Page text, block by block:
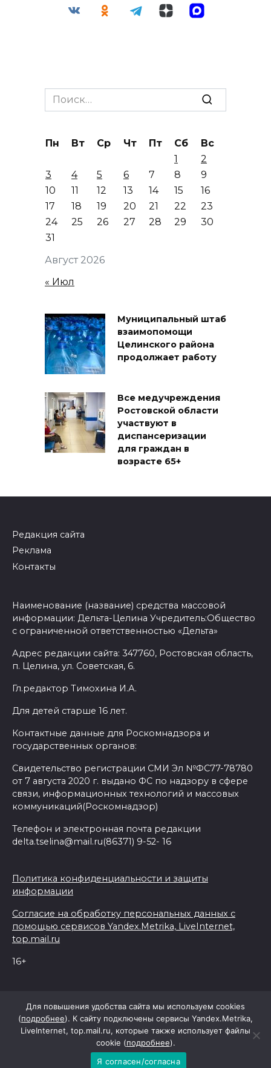
Search
for:
Август 2026
Пн Вт Ср Чт Пт Сб
Вс
1
2
3
4 5 6 7 8
9
10
11 12 13 14 15
16
17
18 19 20 21 22
23
24
25 26 27 28 29
30
31
« Июл
Муниципальный штаб
взаимопомощи
Целинского района
продолжает работу
Все медучреждения
Ростовской области
участвуют в
диспансеризации
для граждан в
возрасте 65+
Редакция сайта
Реклама
Контакты
Наименование (название) средства массовой
информации: Дельта-Целина Учредитель:Общество
с ограниченной ответственностью «Дельта»
Адрес редакции сайта: 347760, Ростовская область,
п. Целина, ул. Советская, 6.
Гл.редактор Тимохина И.А.
Для детей старше 16 лет.
Контактные данные для Роскомнадзора и
государственных органов:
Свидетельство регистрации СМИ Эл №ФС77-78780
от 7 августа 2020 г. выдано ФС по надзору в сфере
связи, информационных технологий и массовых
коммуникаций(Роскомнадзор)
Телефон и электронная почта редакции
delta.tselina@mail.ru(86371) 9-52- 16
Политика конфиденциальности и защиты
информации
Согласие на обработку персональных данных с
помощью сервисов Yandex.Metrika, LiveInternet,
top.mail.ru
16+
При поддержке Правительства Ростовской области
Для повышения удобства сайта мы используем cookies
(подробнее). К сайту подключены сервисы Yandex.Metrika,
LiveInternet, top.mail.ru, которые также использует файлы
cookie (подробнее).
Я согласен/согласна